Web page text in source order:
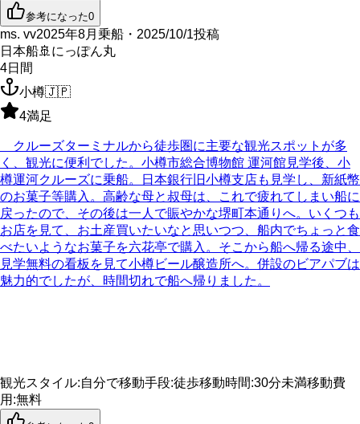
参考になった0
ms. vv2025年8月乗船・2025/10/1投稿
日本船🚢 にっぽん丸
4日間
小樽🇯🇵
4満足
クルーズターミナルから徒歩圏に主要な観光スポットが多
く、観光に便利でした。小樽市総合博物館 運河館見学後、小
樽運河クルーズに乗船。日本銀行旧小樽支店も見学し、新紙幣
のお菓子等購入。高齢な母と叔母は、これで疲れてしまい船に
戻ったので、その後は一人で賑やかな堺町本通りへ。いくつも
お店を見て、お土産買いたいなと思いつつ、船内でちょっと食
べたいようなお菓子を六花亭で購入。そこから船へ帰る途中、
見学無料の看板を見て小樽ビール醸造所へ。併設のビアパブは
魅力的でしたが、時間切れで船へ帰りました。
観光スタイル:自分で移動手段:徒歩移動時間:30分未満移動費
用 :無料